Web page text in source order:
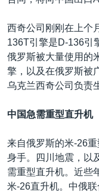
西奇公司刚刚在上个
136T引擎是D-136引
俄罗斯被大量使用的
擎，以及在俄罗斯被
乌克兰西奇公司负责
中国急需重型直升机
来自俄罗斯的米-26
身手。四川地震，以
需重型直升机。近些
米-26直升机。中俄